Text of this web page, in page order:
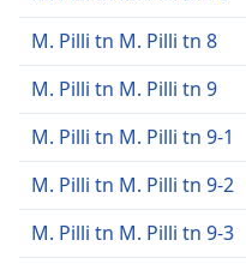
M. Pilli tn M. Pilli tn 8
M. Pilli tn M. Pilli tn 9
M. Pilli tn M. Pilli tn 9-1
M. Pilli tn M. Pilli tn 9-2
M. Pilli tn M. Pilli tn 9-3